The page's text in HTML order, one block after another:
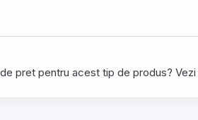
pret pentru acest tip de produs? Vezi